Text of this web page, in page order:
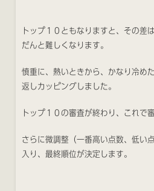
トップ１０ともなりますと、その差
だんと難しくなります。
慎重に、熱いときから、かなり冷め
返しカッピングしました。
トップ１０の審査が終わり、これで
さらに微調整（一番高い点数、低い
入り、最終順位が決定します。